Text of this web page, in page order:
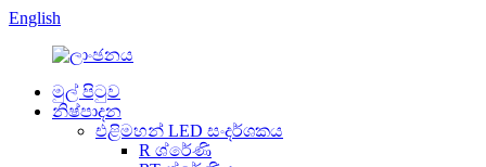
English
මුල් පිටුව
නිෂ්පාදන
එළිමහන් LED සංදර්ශකය
R ශ්රේණි